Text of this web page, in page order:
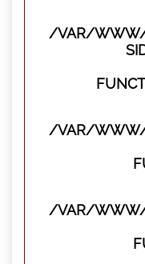
/VAR/WWW/
/VAR/WWW/
/VAR/WWW/